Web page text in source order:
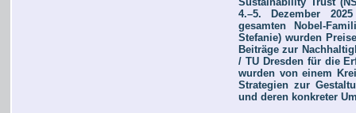
4.–5. Dezember
gesamten Nobel-
Stefanie) wurden
Beiträge zur
/ TU Dresden für die
wurden von einem
Strategien zur
und deren konkreter